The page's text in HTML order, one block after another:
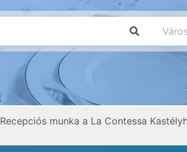
Recepciós munka a La Contessa